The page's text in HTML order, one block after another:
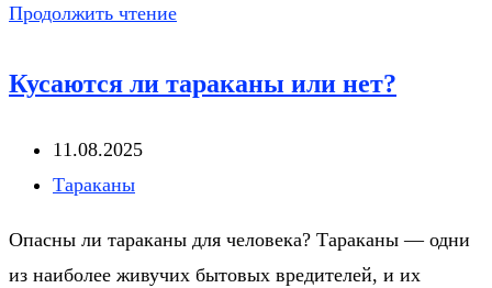
Продолжить чтениеЖивут
клопы
Кусаются ли тараканы или нет?
Запись
опубликована:
11.08.2025
Рубрика
Тараканы
Опасны ли тараканы для человека? Тараканы — одни
из наиболее живучих бытовых вредителей, и их